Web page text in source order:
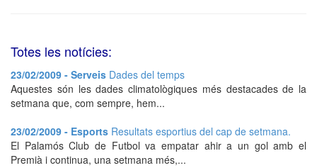
Totes les notícies:
23/02/2009 - Serveis Dades del temps
Aquestes són les dades climatològiques més destacades de la
setmana que, com sempre, hem...
23/02/2009 - Esports Resultats esportius del cap de setmana.
El Palamós Club de Futbol va empatar ahir a un gol amb el
Premià i continua, una setmana més,...